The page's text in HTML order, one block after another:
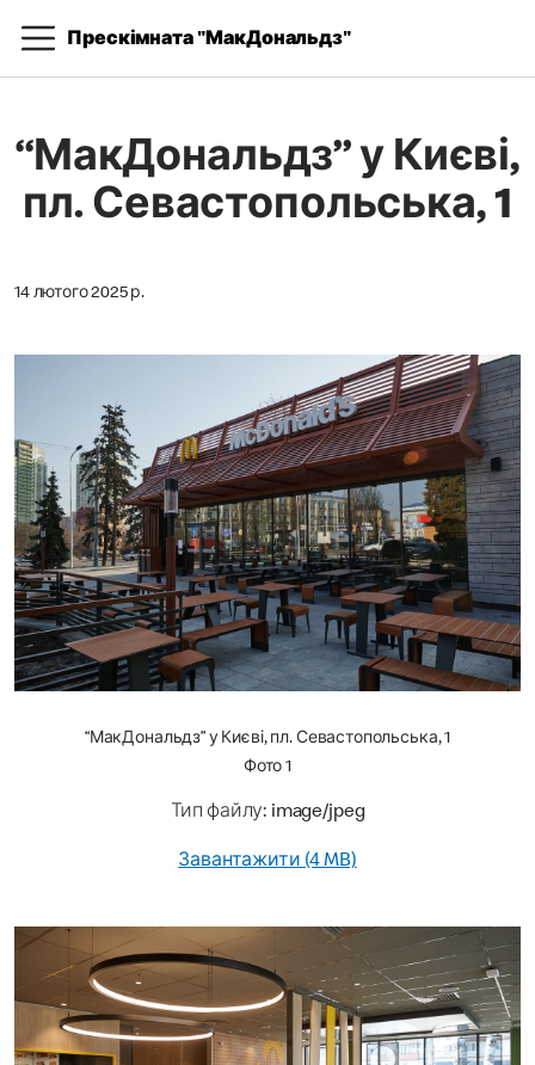
Прескімната "МакДональдз"
“МакДональдз” у Києві,
пл. Севастопольська, 1
14 лютого 2025 р.
“МакДональдз” у Києві, пл. Севастопольська, 1
Фото 1
Тип файлу: image/jpeg
Завантажити (4 MB)